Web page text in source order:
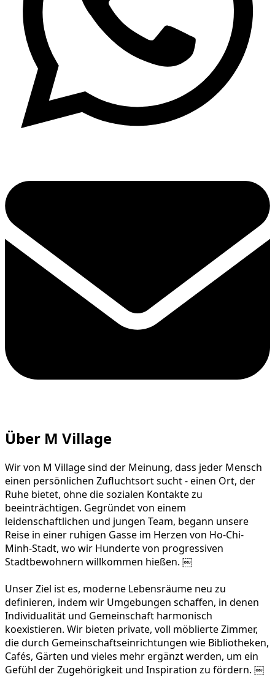
Über M Village
Wir von M Village sind der Meinung, dass jeder Mensch
einen persönlichen Zufluchtsort sucht - einen Ort, der
Ruhe bietet, ohne die sozialen Kontakte zu
beeinträchtigen. Gegründet von einem
leidenschaftlichen und jungen Team, begann unsere
Reise in einer ruhigen Gasse im Herzen von Ho-Chi-
Minh-Stadt, wo wir Hunderte von progressiven
Stadtbewohnern willkommen hießen. ￼
Unser Ziel ist es, moderne Lebensräume neu zu
definieren, indem wir Umgebungen schaffen, in denen
Individualität und Gemeinschaft harmonisch
koexistieren. Wir bieten private, voll möblierte Zimmer,
die durch Gemeinschaftseinrichtungen wie Bibliotheken,
Cafés, Gärten und vieles mehr ergänzt werden, um ein
Gefühl der Zugehörigkeit und Inspiration zu fördern. ￼